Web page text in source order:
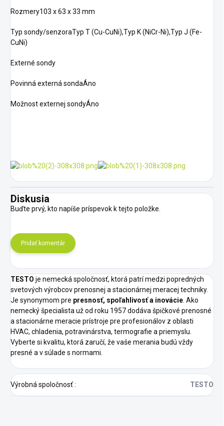
Rozmery103 x 63 x 33 mm
Typ sondy/senzoraTyp T (Cu-CuNi),Typ K (NiCr-Ni),Typ J (Fe-
CuNi)
Externé sondy
Povinná externá sondaÁno
Možnost externej sondyÁno
Diskusia
Buďte prvý, kto napíše príspevok k tejto položke.
Pridať komentár
TESTO je nemecká spoločnosť, ktorá patrí medzi popredných
svetových výrobcov prenosnej a stacionárnej meracej techniky.
Je synonymom pre presnosť, spoľahlivosť a inovácie. Ako
nemecký špecialista už od roku 1957 dodáva špičkové prenosné
a stacionárne meracie prístroje pre profesionálov z oblasti
HVAC, chladenia, potravinárstva, termografie a priemyslu.
Vyberte si kvalitu, ktorá zaručí, že vaše merania budú vždy
presné a v súlade s normami.
Výrobná spoločnosť: TESTO